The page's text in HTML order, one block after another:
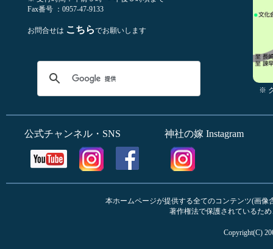
Fax番号 ：0957-47-9133
お問合せは こちらでお願いします
※
公式チャンネル・SNS 神社の嫁 Instagram
本ホームページが提供する全てのコンテンツ(画
著作権法で保護されているた
Copyright(C)